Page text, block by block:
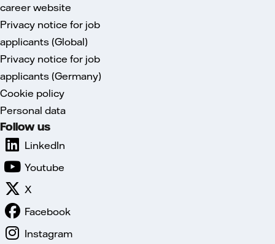
career website
Privacy notice for job
applicants (Global)
Privacy notice for job
applicants (Germany)
Cookie policy
Personal data
Follow us
LinkedIn
Youtube
X
Facebook
Instagram